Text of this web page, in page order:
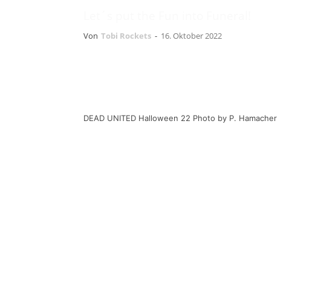
Von Tobi Rockets - 16. Oktober 2022
DEAD UNITED Halloween 22 Photo by P. Hamacher